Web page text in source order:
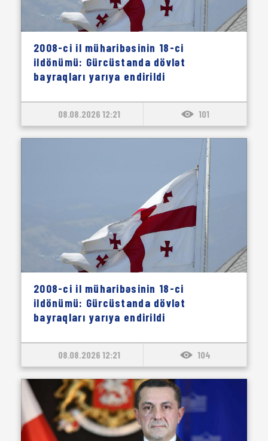
2008-ci il müharibəsinin 18-ci
ildönümü: Gürcüstanda dövlət
bayraqları yarıya endirildi
08.08.2026 12:21 101
2008-ci il müharibəsinin 18-ci
ildönümü: Gürcüstanda dövlət
bayraqları yarıya endirildi
08.08.2026 12:21 104